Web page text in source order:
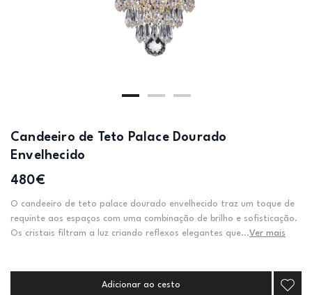
Candeeiro de Teto Palace Dourado
Envelhecido
480€
O candeeiro de teto palace dourado envelhecido traz um toque de
requinte aos espaços com uma combinação de brilho e sofisticação.
Os cristais filtram a luz criando reflexos elegantes que...Ver mais
Adicionar ao cesto